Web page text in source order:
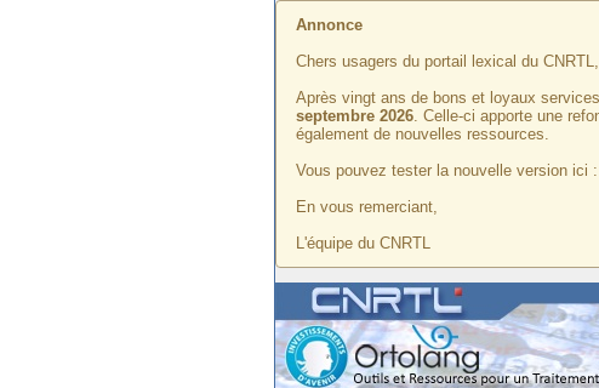
Annonce
Chers usagers du portail lexical du CNRTL,
Après vingt ans de bons et loyaux
septembre 2026. Celle-ci apporte une
également de nouvelles ressources.
Vous pouvez tester la nouvelle version ici :
En vous remerciant,
L'équipe du CNRTL